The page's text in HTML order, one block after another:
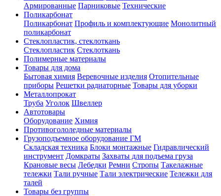
Армированные Парниковые Технические
Поликарбонат
Поликарбонат Профиль и комплектующие Монолитный
поликарбонат
Стеклопластик, стеклоткань
Стеклопластик Стеклоткань
Полимерные материалы
Товары для дома
Бытовая химия Веревочные изделия Отопительные
приборы Решетки радиаторные Товары для уборки
Металлопрокат
Труба Уголок Швеллер
Автотовары
Оборудование Химия
Противогололедные материалы
Грузоподъемное оборудование ГМ
Складская техника Блоки монтажные Гидравлический
инструмент Домкраты Захваты для подъема груза
Крановые весы Лебедки Ремни Стропы Такелажные
тележки Тали ручные Тали электрические Тележки для
талей
Товары без группы